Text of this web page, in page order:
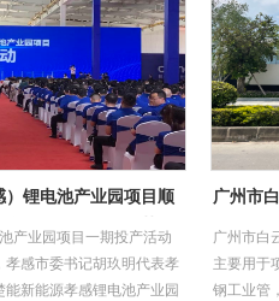
计-采购-施工总承包
-施工总承包(EPC)项目，
，要求采用304材质不锈
，建设时间2019年10
江门顶
项目
江门顶津
于项目土
规格是DN